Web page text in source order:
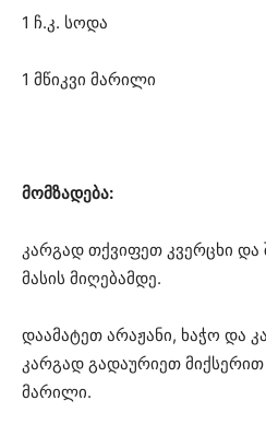
1 ჩ.კ. სოდა
1 მწიკვი მარილი
მომზადება:
კარგად თქვიფეთ კვერცხი და
მასის მიღებამდე.
დაამატეთ არაჟანი, ხაჭო და
კარგად გადაურიეთ
მარილი.